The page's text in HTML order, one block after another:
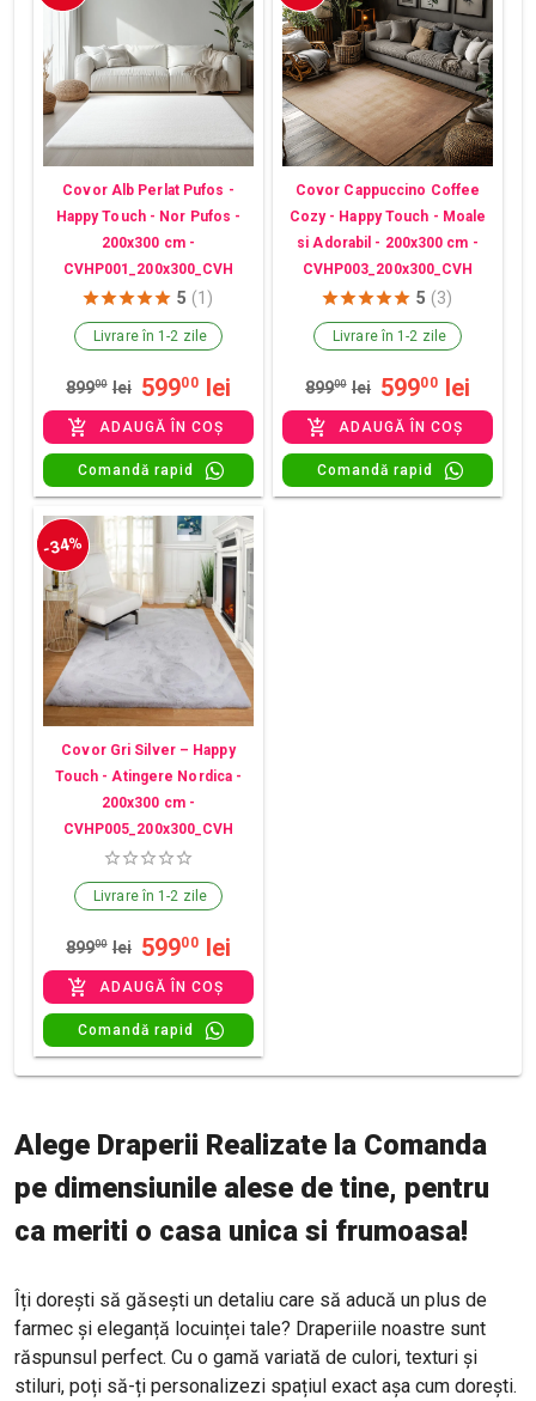
Covor Alb Perlat Pufos -
Happy Touch - Nor Pufos -
200x300 cm -
CVHP001_200x300_CVH
5 (1)
Livrare în 1-2 zile
89900 lei 59900 lei
ADAUGĂ ÎN COȘ
Comandă rapid
Covor Cappuccino Coffee
Cozy - Happy Touch - Moale
si Adorabil - 200x300 cm -
CVHP003_200x300_CVH
5 (3)
Livrare în 1-2 zile
89900 lei 59900 lei
ADAUGĂ ÎN COȘ
Comandă rapid
-34%
Covor Gri Silver – Happy
Touch - Atingere Nordica -
200x300 cm -
CVHP005_200x300_CVH
Livrare în 1-2 zile
89900 lei 59900 lei
ADAUGĂ ÎN COȘ
Comandă rapid
Alege Draperii Realizate la Comanda
pe dimensiunile alese de tine, pentru
ca meriti o casa unica si frumoasa!
Îți dorești să găsești un detaliu care să aducă un plus de
farmec și eleganță locuinței tale? Draperiile noastre sunt
răspunsul perfect. Cu o gamă variată de culori, texturi și
stiluri, poți să-ți personalizezi spațiul exact așa cum dorești.